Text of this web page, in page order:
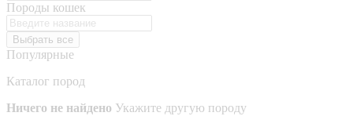
Породы кошек
Выбрать все
Популярные
Каталог пород
Ничего не найдено Укажите другую породу